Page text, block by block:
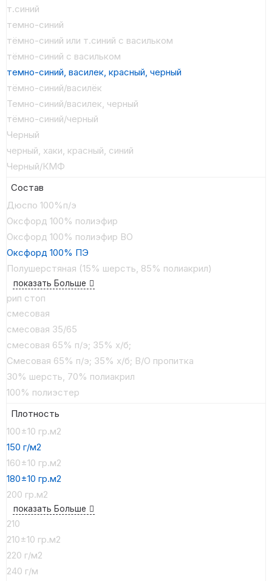
т.синий
темно-синий
тёмно-синий или т.синий с васильком
тёмно-синий с васильком
темно-синий, василек, красный, черный
тёмно-синий/василёк
Темно-синий/василек, черный
тёмно-синий/черный
Черный
черный, хаки, красный, синий
Черный/КМФ
Состав
Дюспо 100%п/э
Оксфорд 100% полиэфир
Оксфорд 100% полиэфир ВО
Оксфорд 100% ПЭ
Полушерстяная (15% шерсть, 85% полиакрил)
показать Больше
рип стоп
смесовая
смесовая 35/65
смесовая 65% п/э; 35% х/б;
Смесовая 65% п/э; 35% х/б; В/О пропитка
30% шерсть, 70% полиакрил
100% полиэстер
Плотность
100±10 гр.м2
150 г/м2
160±10 гр.м2
180±10 гр.м2
200 гр.м2
показать Больше
210
210±10 гр.м2
220 г/м2
240 г/м